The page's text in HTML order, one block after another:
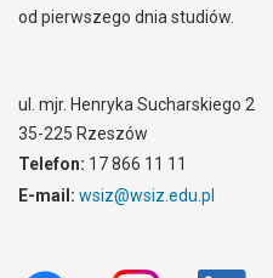
od pierwszego dnia studiów.
ul. mjr. Henryka Sucharskiego 2
35-225 Rzeszów
Telefon: 17 866 11 11
E-mail: wsiz@wsiz.edu.pl